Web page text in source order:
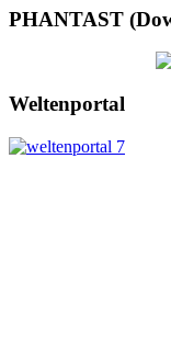
PHANTAST
Weltenportal